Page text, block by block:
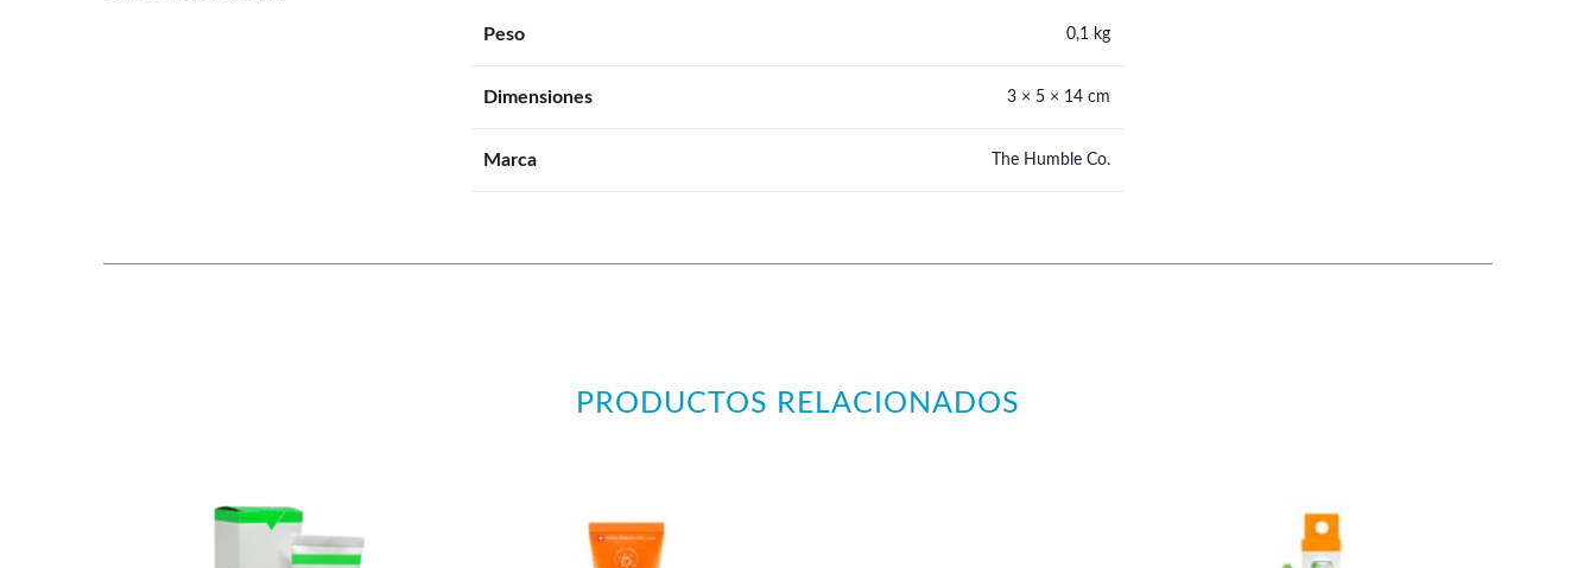
Peso 0,1 kg
Dimensiones 3 × 5 × 14 cm
Marca The Humble Co.
PRODUCTOS RELACIONADOS